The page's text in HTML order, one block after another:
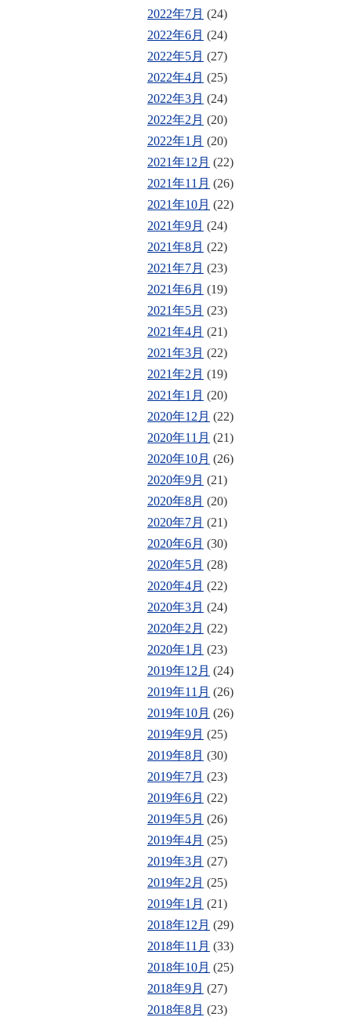
2022年7月 (24)
2022年6月 (24)
2022年5月 (27)
2022年4月 (25)
2022年3月 (24)
2022年2月 (20)
2022年1月 (20)
2021年12月 (22)
2021年11月 (26)
2021年10月 (22)
2021年9月 (24)
2021年8月 (22)
2021年7月 (23)
2021年6月 (19)
2021年5月 (23)
2021年4月 (21)
2021年3月 (22)
2021年2月 (19)
2021年1月 (20)
2020年12月 (22)
2020年11月 (21)
2020年10月 (26)
2020年9月 (21)
2020年8月 (20)
2020年7月 (21)
2020年6月 (30)
2020年5月 (28)
2020年4月 (22)
2020年3月 (24)
2020年2月 (22)
2020年1月 (23)
2019年12月 (24)
2019年11月 (26)
2019年10月 (26)
2019年9月 (25)
2019年8月 (30)
2019年7月 (23)
2019年6月 (22)
2019年5月 (26)
2019年4月 (25)
2019年3月 (27)
2019年2月 (25)
2019年1月 (21)
2018年12月 (29)
2018年11月 (33)
2018年10月 (25)
2018年9月 (27)
2018年8月 (23)